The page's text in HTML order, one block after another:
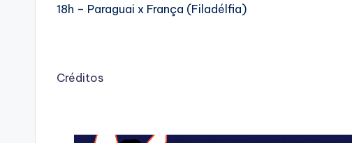
18h – Paraguai x França (Filadélfia)
Créditos